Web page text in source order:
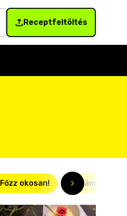
Receptfeltöltés
Főzz okosan! Villámgyors